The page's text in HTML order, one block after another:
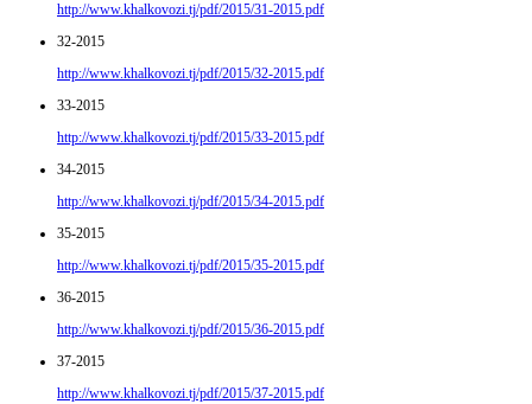
http://www.khalkovozi.tj/pdf/2015/31-2015.pdf
32-2015
http://www.khalkovozi.tj/pdf/2015/32-2015.pdf
33-2015
http://www.khalkovozi.tj/pdf/2015/33-2015.pdf
34-2015
http://www.khalkovozi.tj/pdf/2015/34-2015.pdf
35-2015
http://www.khalkovozi.tj/pdf/2015/35-2015.pdf
36-2015
http://www.khalkovozi.tj/pdf/2015/36-2015.pdf
37-2015
http://www.khalkovozi.tj/pdf/2015/37-2015.pdf